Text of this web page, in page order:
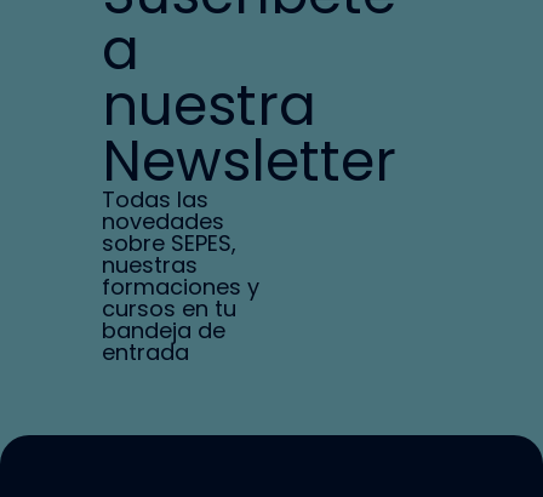
a
nuestra
Newsletter
Todas las
novedades
sobre SEPES,
nuestras
formaciones y
cursos en tu
bandeja de
entrada